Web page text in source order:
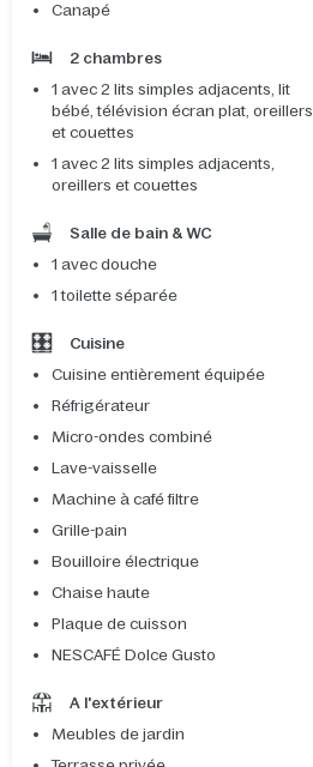
Canapé
2 chambres
1 avec 2 lits simples adjacents, lit
bébé, télévision écran plat, oreillers
et couettes
1 avec 2 lits simples adjacents,
oreillers et couettes
Salle de bain & WC
1 avec douche
1 toilette séparée
Cuisine
Cuisine entièrement équipée
Réfrigérateur
Micro-ondes combiné
Lave-vaisselle
Machine à café filtre
Grille-pain
Bouilloire électrique
Chaise haute
Plaque de cuisson
NESCAFÉ Dolce Gusto
A l'extérieur
Meubles de jardin